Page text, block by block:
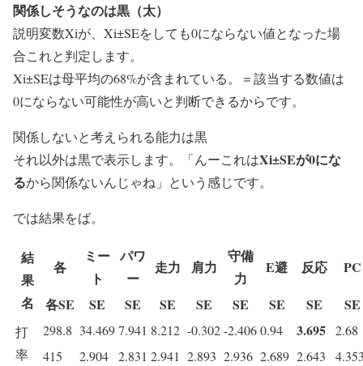
関係しそうなのは黒（太）
説明変数Xiが、Xi±SEをしても0にならない値となった場
合これと判定します。
Xi±SEは母平均の68%が含まれている。＝該当する数値は
0にならない可能性が高いと判断できるからです。
関係しないと考えられる能力は黒
それ以外は黒で表示します。「んーこれはXi±SEが0にな
るから関係ないんじゃね」という感じです。
では結果をば。
結
果
名
各
ミー
ト
パワ
ー
走力 肩力
守備
力
E避 反応
PC
各SE
SE SE SE SE SE SE SE SE
打
率
298.8 34.4697.941 8.212 -0.302-2.4060.94 3.695 2.68
415
2.904 2.831 2.941 2.893 2.936 2.689 2.643